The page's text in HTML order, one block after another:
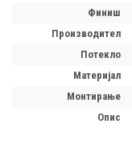
финиш
производител
потекло
материјал
монтирање
опис